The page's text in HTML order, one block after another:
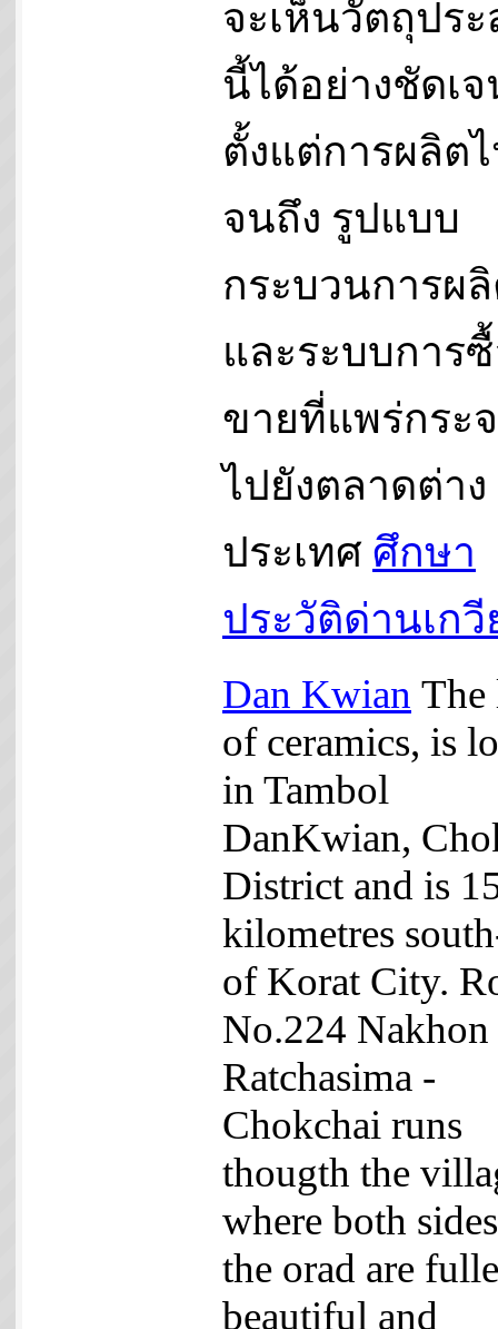
จะเห็นวัตถุปร
นี้ได้อย่างชัดเ
ตั้งแต่การผลิต
จนถึง รูปแบบ
กระบวนการผ
และระบบการ
ขายที่แพร่กระ
ไปยังตลาดต่าง
ประเทศ ศึกษา
ประวัติด่านเก
Dan Kwian The
of ceramics, is
in Tambol
DanKwian,
District and is
kilometres
of Korat City.
No.224 Nakhon
Ratchasima -
Chokchai runs
thougth the
where both
the orad are
beautiful and